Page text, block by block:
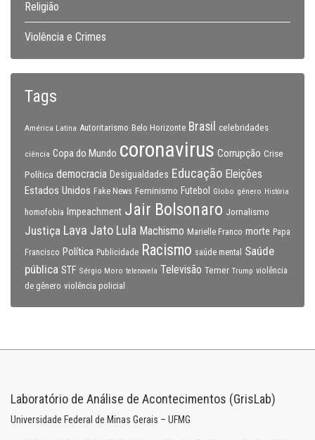
Religião
Violência e Crimes
Tags
América Latina Autoritarismo Belo Horizonte Brasil celebridades
ciência Copa do Mundo coronavirus Corrupção Crise
Política democracia Desigualdades Educação Eleições
Estados Unidos Fake News Feminismo Futebol Globo gênero História
homofobia Impeachment Jair Bolsonaro Jornalismo
Justiça Lava Jato Lula Machismo Marielle Franco morte Papa
Francisco Política Publicidade Racismo saúde mental
Saúde
pública STF Sérgio Moro telenovela Televisão Temer Trump violência
de gênero violência policial
Laboratório de Análise de Acontecimentos (GrisLab)
Universidade Federal de Minas Gerais – UFMG